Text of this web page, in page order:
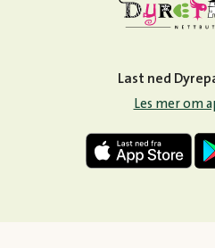
Last ned
Les mer om